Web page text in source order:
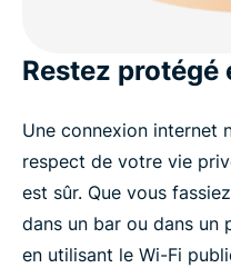
Restez protégé
Une connexion internet
respect de votre vie
est sûr. Que vous
dans un bar ou dans un
en utilisant le Wi-Fi